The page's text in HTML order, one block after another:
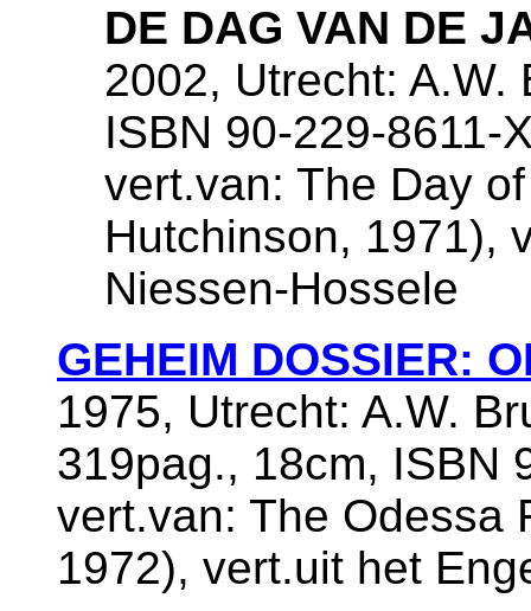
DE DAG VAN DE
2002, Utrecht: A.W.
ISBN 90-229-8611-
vert.van: The Day
Hutchinson, 1971),
Niessen-Hossele
GEHEIM DOSSIER:
1975, Utrecht: A.W.
319pag., 18cm, ISBN
vert.van: The Odessa
1972), vert.uit het